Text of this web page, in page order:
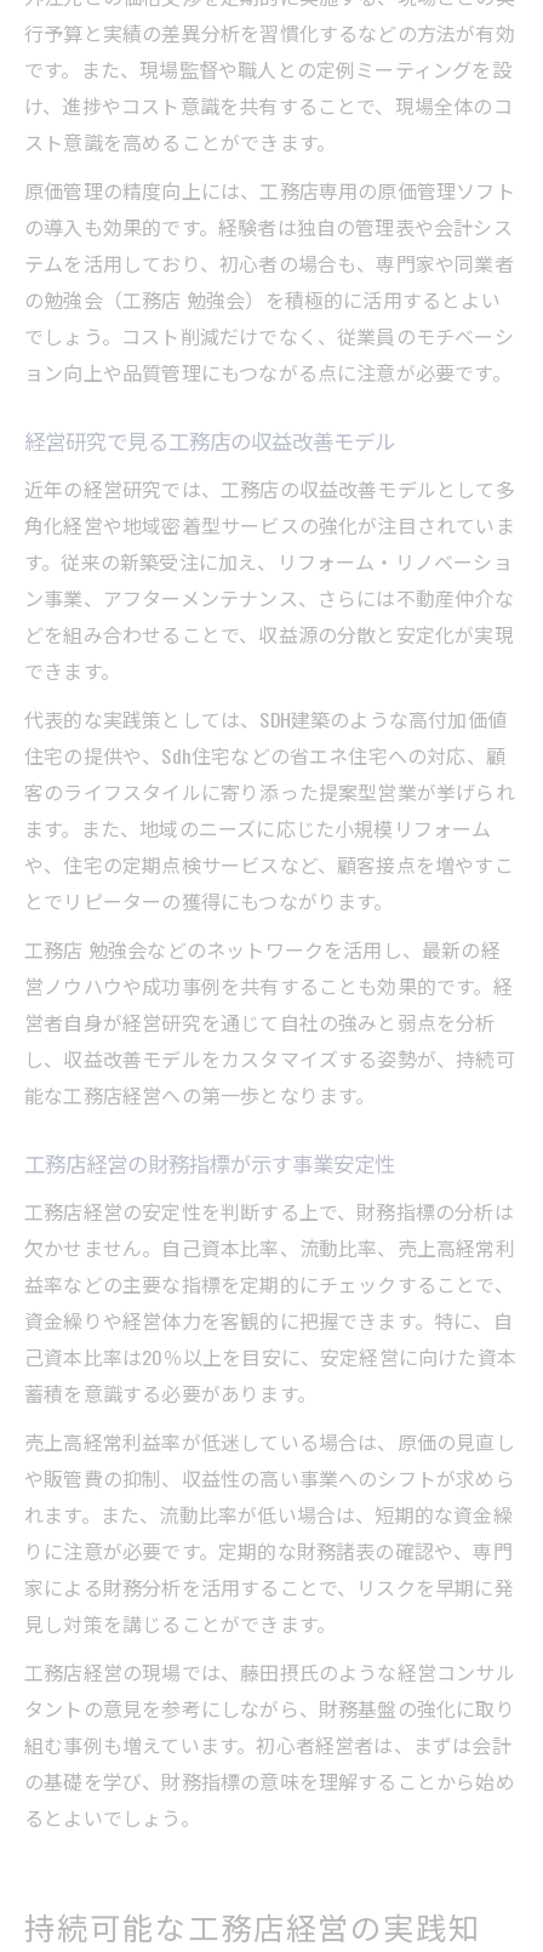
行予算と実績の差異分析を習慣化するなどの方法が有効
です。また、現場監督や職人との定例ミーティングを設
け、進捗やコスト意識を共有することで、現場全体のコ
スト意識を高めることができます。
原価管理の精度向上には、工務店専用の原価管理ソフト
の導入も効果的です。経験者は独自の管理表や会計シス
テムを活用しており、初心者の場合も、専門家や同業者
の勉強会（工務店 勉強会）を積極的に活用するとよい
でしょう。コスト削減だけでなく、従業員のモチベーシ
ョン向上や品質管理にもつながる点に注意が必要です。
経営研究で見る工務店の収益改善モデル
近年の経営研究では、工務店の収益改善モデルとして多
角化経営や地域密着型サービスの強化が注目されていま
す。従来の新築受注に加え、リフォーム・リノベーショ
ン事業、アフターメンテナンス、さらには不動産仲介な
どを組み合わせることで、収益源の分散と安定化が実現
できます。
代表的な実践策としては、SDH建築のような高付加価値
住宅の提供や、Sdh住宅などの省エネ住宅への対応、顧
客のライフスタイルに寄り添った提案型営業が挙げられ
ます。また、地域のニーズに応じた小規模リフォーム
や、住宅の定期点検サービスなど、顧客接点を増やすこ
とでリピーターの獲得にもつながります。
工務店 勉強会などのネットワークを活用し、最新の経
営ノウハウや成功事例を共有することも効果的です。経
営者自身が経営研究を通じて自社の強みと弱点を分析
し、収益改善モデルをカスタマイズする姿勢が、持続可
能な工務店経営への第一歩となります。
工務店経営の財務指標が示す事業安定性
工務店経営の安定性を判断する上で、財務指標の分析は
欠かせません。自己資本比率、流動比率、売上高経常利
益率などの主要な指標を定期的にチェックすることで、
資金繰りや経営体力を客観的に把握できます。特に、自
己資本比率は20％以上を目安に、安定経営に向けた資本
蓄積を意識する必要があります。
売上高経常利益率が低迷している場合は、原価の見直し
や販管費の抑制、収益性の高い事業へのシフトが求めら
れます。また、流動比率が低い場合は、短期的な資金繰
りに注意が必要です。定期的な財務諸表の確認や、専門
家による財務分析を活用することで、リスクを早期に発
見し対策を講じることができます。
工務店経営の現場では、藤田摂氏のような経営コンサル
タントの意見を参考にしながら、財務基盤の強化に取り
組む事例も増えています。初心者経営者は、まずは会計
の基礎を学び、財務指標の意味を理解することから始め
るとよいでしょう。
持続可能な工務店経営の実践知